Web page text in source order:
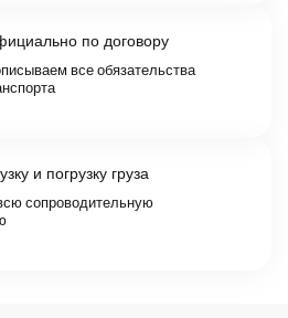
по договору
все обязательства
и погрузку груза
сопроводительную